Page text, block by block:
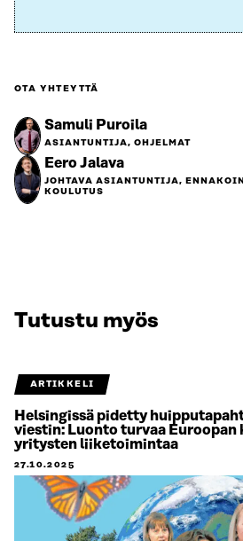
OTA YHTEYTTÄ
Samuli Puroila
ASIANTUNTIJA, OHJELMAT
Eero Jalava
JOHTAVA ASIANTUNTIJA,
KOULUTUS
Tutustu myös
ARTIKKELI
Helsingissä pidetty
viestin: Luonto turvaa
yritysten liiketoimintaa
27.10.2025